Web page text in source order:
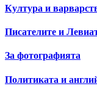
Култура и
Писателите и
За фотографията
Политиката и